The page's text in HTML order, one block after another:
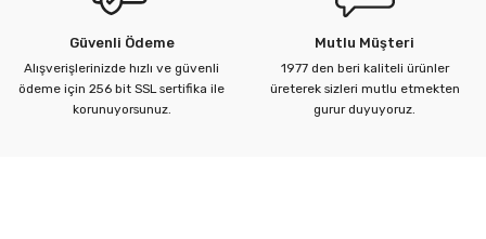
Güvenli Ödeme
Alışverişlerinizde hızlı ve güvenli
ödeme için 256 bit SSL sertifika ile
korunuyorsunuz.
Mutlu Müşteri
1977 den beri kaliteli ürünler
üreterek sizleri mutlu etmekten
gurur duyuyoruz.